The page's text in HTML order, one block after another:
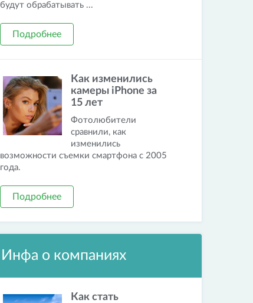
будут обрабатывать ...
Подробнее
Как изменились
камеры iPhone за
15 лет
Фотолюбители
сравнили, как
изменились
возможности съемки смартфона с 2005
года.
Подробнее
Инфа о компаниях
Как стать